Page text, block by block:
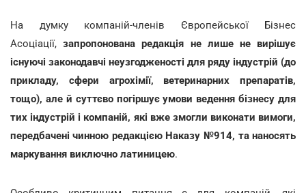
На думку компаній-членів Європейської Бізнес
Асоціації,запропонована редакція не лише не вирішує
існуючі законодавчі неузгодженості для ряду індустрій (до
прикладу, сфери агрохімії, ветеринарних препаратів,
тощо), але й суттєво погіршує умови ведення бізнесу для
тих індустрій і компаній, які вже змогли виконати вимоги,
передбачені чинною редакцією Наказу №914, та наносять
маркування виключно латиницею.